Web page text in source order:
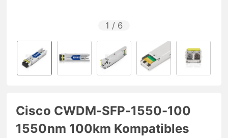
1 / 6
Cisco CWDM-SFP-1550-100
1550nm 100km Kompatibles